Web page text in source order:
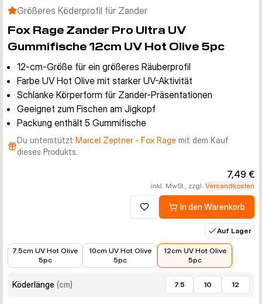
Größeres Köderprofil für Zander
Fox Rage Zander Pro Ultra UV
Gummifische 12cm UV Hot Olive 5pc
12-cm-Größe für ein größeres Räuberprofil
Farbe UV Hot Olive mit starker UV-Aktivität
Schlanke Körperform für Zander-Präsentationen
Geeignet zum Fischen am Jigkopf
Packung enthält 5 Gummifische
Du unterstützt Marcel Zeptner - Fox Rage mit dem Kauf
dieses Produkts.
7,49 €
inkl. MwSt., zzgl. Versandkosten
Zur Wunschliste hinzufügen
In den Warenkorb
Auf Lager
7.5cm UV Hot Olive
5pc
10cm UV Hot Olive
5pc
12cm UV Hot Olive
5pc
Köderlänge (cm) 7.5 10 12